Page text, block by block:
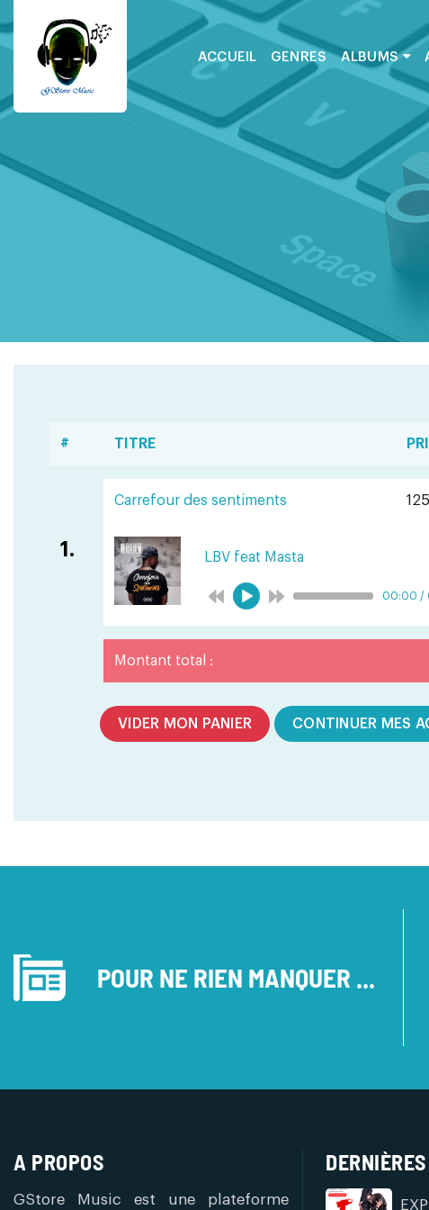
ACCUEIL GENRES ALBUMS
# TITRE
Carrefour des sentiments
1. LBV feat Masta
00:00 /
Montant total :
VIDER MON PANIER CONTINUER MES
POUR NE RIEN MANQUER ...
A PROPOS
GStore Music est une plateforme